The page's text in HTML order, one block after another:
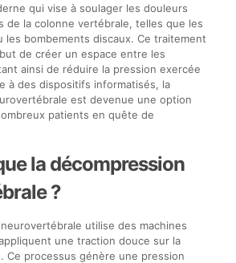
qui vise à soulager les douleurs
de la colonne vertébrale, telles que les
les bombements discaux. Ce traitement
de créer un espace entre les
ainsi de réduire la pression exercée
à des dispositifs informatisés, la
est devenue une option
patients en quête de
la décompression
?
utilise des machines
une traction douce sur la
Ce processus génère une pression